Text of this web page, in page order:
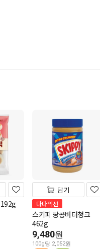
담기
다다익선
스키피 땅콩버터청크
462g
9,480원
100g당 2,052원